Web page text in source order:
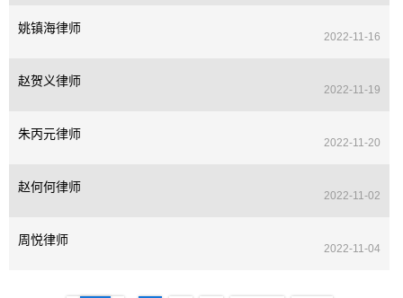
姚镇海律师
2022-11-16
赵贺义律师
2022-11-19
朱丙元律师
2022-11-20
赵何何律师
2022-11-02
周悦律师
2022-11-04